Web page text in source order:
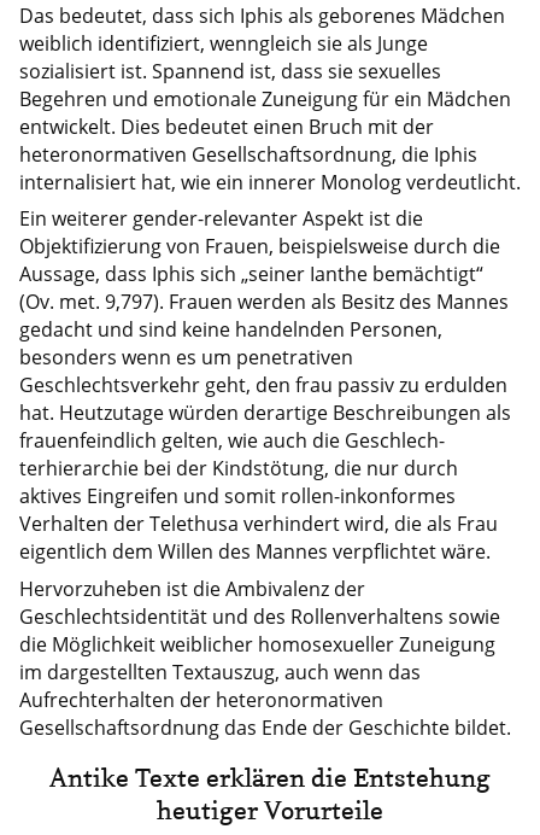
Das bedeutet, dass sich Iphis als geborenes Mädchen
weiblich identifiziert, wenngleich sie als Junge
sozialisiert ist. Spannend ist, dass sie sexuelles
Begehren und emotionale Zuneigung für ein Mädchen
entwickelt. Dies bedeutet einen Bruch mit der
heteronormativen Gesellschaftsordnung, die Iphis
internalisiert hat, wie ein innerer Monolog verdeutlicht.
Ein weiterer gender-relevanter Aspekt ist die
Objektifizierung von Frauen, beispielsweise durch die
Aussage, dass Iphis sich „seiner Ianthe bemächtigt“
(Ov. met. 9,797). Frauen werden als Besitz des Mannes
gedacht und sind keine handelnden Personen,
besonders wenn es um penetrativen
Geschlechtsverkehr geht, den frau passiv zu erdulden
hat. Heutzutage würden derartige Beschreibungen als
frauenfeindlich gelten, wie auch die Geschlech-
terhierarchie bei der Kindstötung, die nur durch
aktives Eingreifen und somit rollen-inkonformes
Verhalten der Telethusa verhindert wird, die als Frau
eigentlich dem Willen des Mannes verpflichtet wäre.
Hervorzuheben ist die Ambivalenz der
Geschlechtsidentität und des Rollenverhaltens sowie
die Möglichkeit weiblicher homosexueller Zuneigung
im dargestellten Textauszug, auch wenn das
Aufrechterhalten der heteronormativen
Gesellschaftsordnung das Ende der Geschichte bildet.
Antike Texte erklären die Entstehung
heutiger Vorurteile